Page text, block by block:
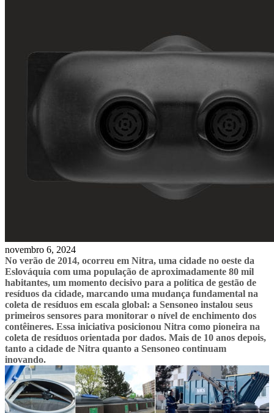
novembro 6, 2024
No verão de 2014, ocorreu em Nitra, uma cidade no oeste da
Eslováquia com uma população de aproximadamente 80 mil
habitantes, um momento decisivo para a política de gestão de
resíduos da cidade, marcando uma mudança fundamental na
coleta de resíduos em escala global: a Sensoneo instalou seus
primeiros sensores para monitorar o nível de enchimento dos
contêineres. Essa iniciativa posicionou Nitra como pioneira na
coleta de resíduos orientada por dados. Mais de 10 anos depois,
tanto a cidade de Nitra quanto a Sensoneo continuam
inovando.